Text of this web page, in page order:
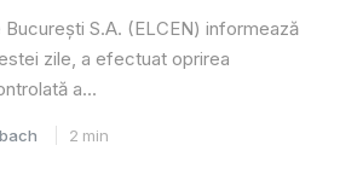
S.A. (ELCEN) informează
zile, a efectuat oprirea
a...
2 min